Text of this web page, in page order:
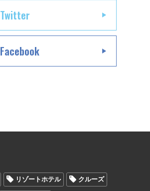
Twitter
Facebook
リゾートホテル クルーズ